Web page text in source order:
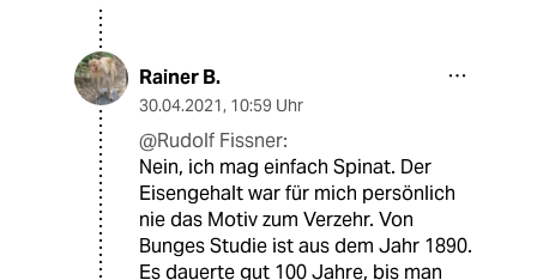
Rainer B.
30.04.2021, 10:59 Uhr
@Rudolf Fissner:
Nein, ich mag einfach Spinat. Der
Eisengehalt war für mich persönlich
nie das Motiv zum Verzehr. Von
Bunges Studie ist aus dem Jahr 1890.
Es dauerte gut 100 Jahre, bis man